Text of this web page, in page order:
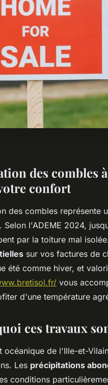
des combles
confort
des combles représente
Selon l'ADEME 2024,
par la toiture mal
sur vos factures de
été comme hiver, et
vous
d'une température
ces travaux
océanique de l'Ille-et-
Les précipitations
conditions